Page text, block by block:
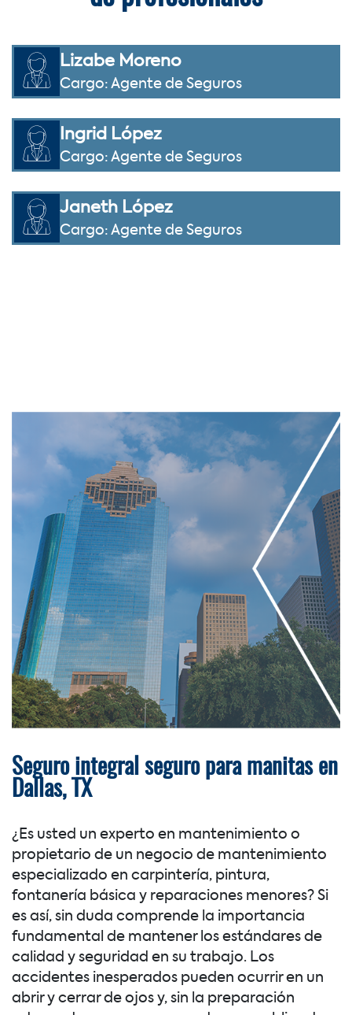
Lizabe Moreno
Cargo: Agente de Seguros
Ingrid López
Cargo: Agente de Seguros
Janeth López
Cargo: Agente de Seguros
Seguro integral seguro para manitas en
Dallas, TX
¿Es usted un experto en mantenimiento o
propietario de un negocio de mantenimiento
especializado en carpintería, pintura,
fontanería básica y reparaciones menores? Si
es así, sin duda comprende la importancia
fundamental de mantener los estándares de
calidad y seguridad en su trabajo. Los
accidentes inesperados pueden ocurrir en un
abrir y cerrar de ojos y, sin la preparación